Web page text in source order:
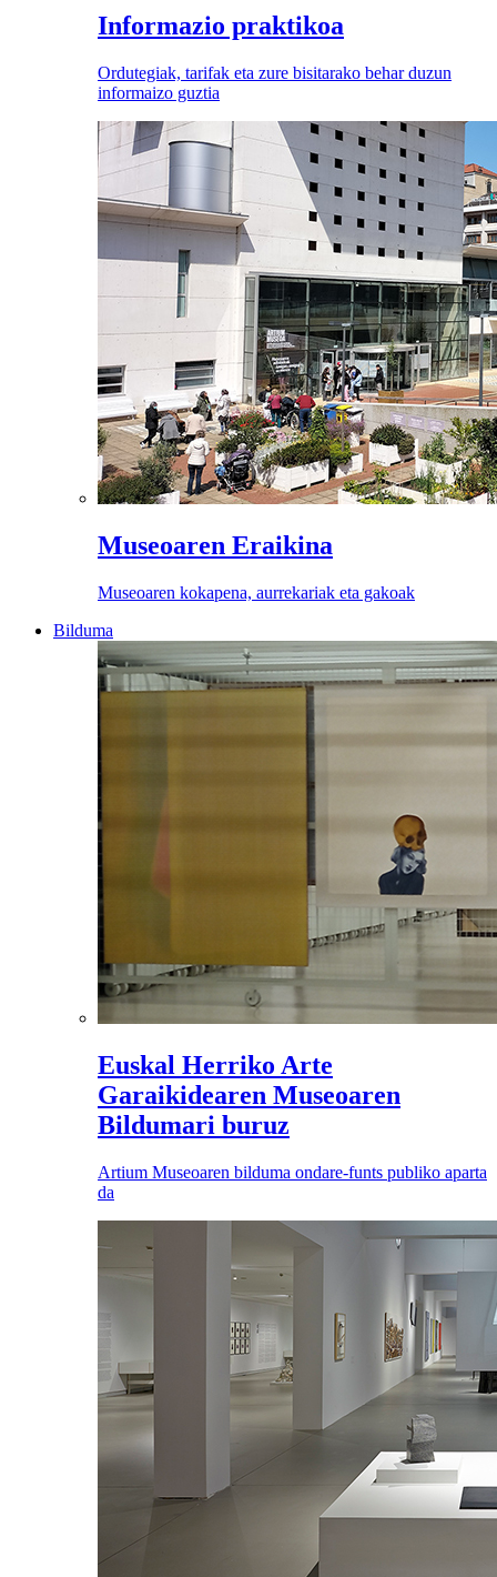
Informazio praktikoa
Ordutegiak, tarifak eta zure bisitarako behar duzun
informaizo guztia
Museoaren Eraikina
Museoaren kokapena, aurrekariak eta gakoak
Bilduma
Euskal Herriko Arte
Garaikidearen Museoaren
Bildumari buruz
Artium Museoaren bilduma ondare-funts publiko aparta
da